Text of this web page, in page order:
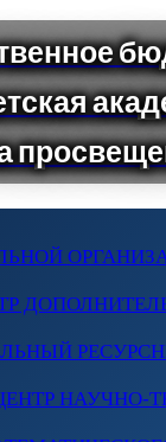
НАУЧНО-